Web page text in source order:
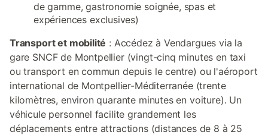
de gamme, gastronomie soignée, spas et
expériences exclusives)
Transport et mobilité : Accédez à Vendargues via la
gare SNCF de Montpellier (vingt-cinq minutes en taxi
ou transport en commun depuis le centre) ou l'aéroport
international de Montpellier-Méditerranée (trente
kilomètres, environ quarante minutes en voiture). Un
véhicule personnel facilite grandement les
déplacements entre attractions (distances de 8 à 25